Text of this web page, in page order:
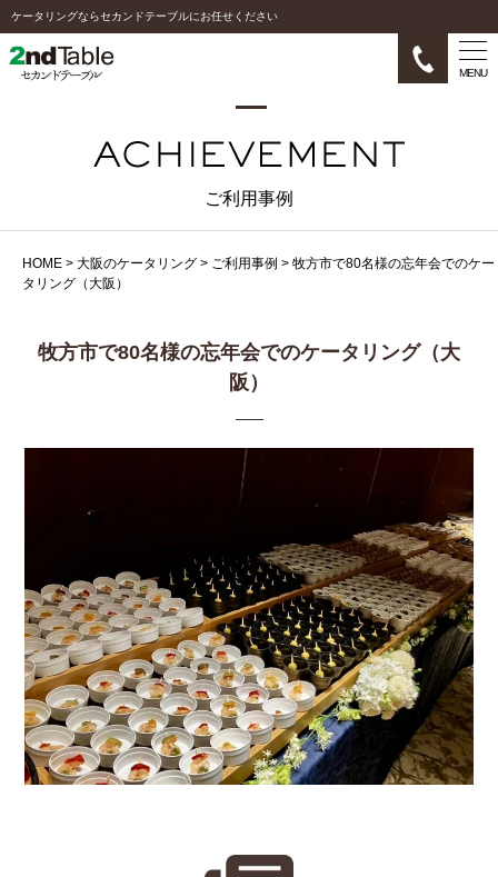
ケータリングならセカンドテーブルにお任せください
MENU
ご利用事例
HOME > 大阪のケータリング > ご利用事例 > 牧方市で80名様の忘年会でのケー
タリング（大阪）
牧方市で80名様の忘年会でのケータリング（大
阪）